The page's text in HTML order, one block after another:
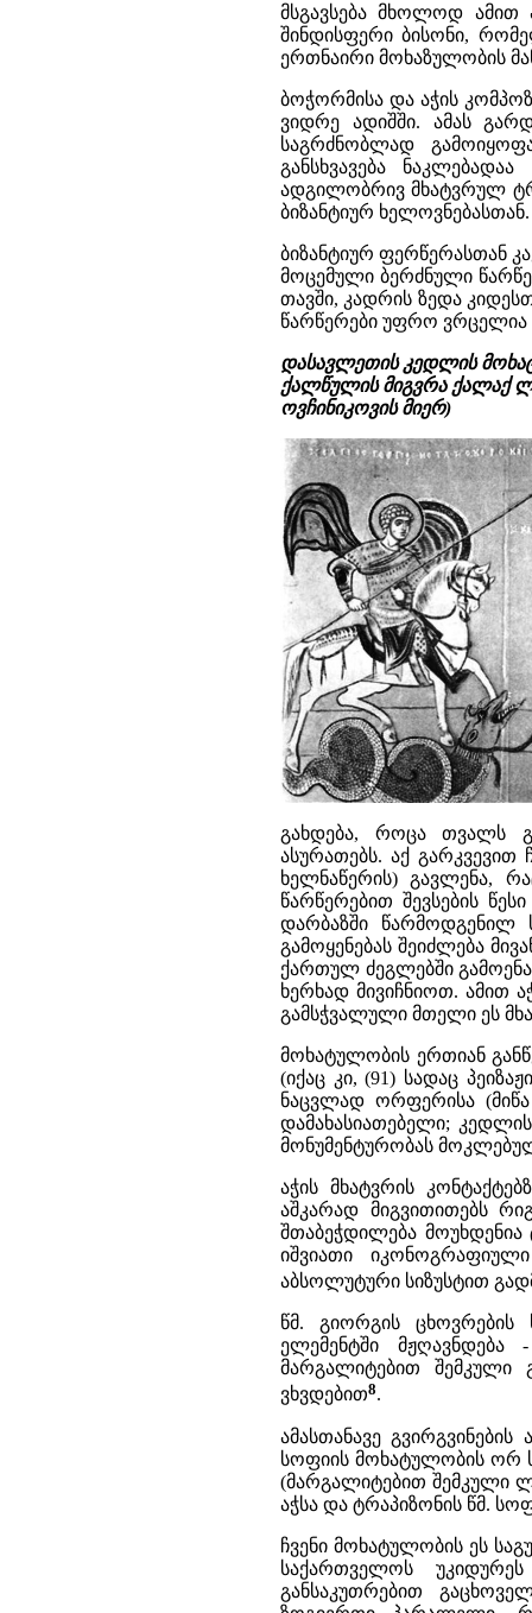
მსგავსება მხოლოდ ამით
შინდისფერი ბისონი,
ერთნაირი მოხაზულობის
ბოჭორმისა და აჭის
ვიდრე ადიშში. ამას
საგრძნობლად
განსხვავება
ადგილობრივ მხატვრულ
ბიზანტიურ ხელოვნებასთან.
ბიზანტიურ ფერწერასთან
მოცემული ბერძნული
თავში, კადრის ზედა
წარწერები უფრო ვრცელია
დასავლეთის კედლის
ქალწულის მიგვრა ქალაქ
ოვჩინიკოვის მიერ)
გახდება, როცა თვალს
ასურათებს. აქ
ხელნაწერის) გავლენა,
წარწერებით შევსების
დარბაზში წარმოდგენილ
გამოყენებას შეიძლება
ქართულ ძეგლებში
ხერხად მივიჩნიოთ. ამით
გამსჭვალული მთელი ეს
მოხატულობის ერთიან
(იქაც კი, (91) სადაც
ნაცვლად ორფერისა
დამახასიათებელი;
მონუმენტურობას
აჭის მხატვრის
აშკარად მიგვითითებს
შთაბეჭდილება მოუხდენია
იშვიათი
აბსოლუტური სიზუსტით
წმ. გიორგის
ელემენტში
მარგალიტებით შემკული
ვხვდებით8.
ამასთანავე
სოფიის მოხატულობის ორ
(მარგალიტებით შემკული
აჭსა და ტრაპიზონის წმ.
ჩვენი მოხატულობის ეს
საქართველოს
განსაკუთრებით